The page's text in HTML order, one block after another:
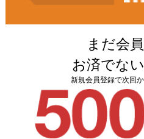
まだ会
お済でな
新規会員登録で次回